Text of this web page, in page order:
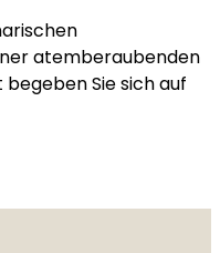
atemberaubenden
Sie sich auf